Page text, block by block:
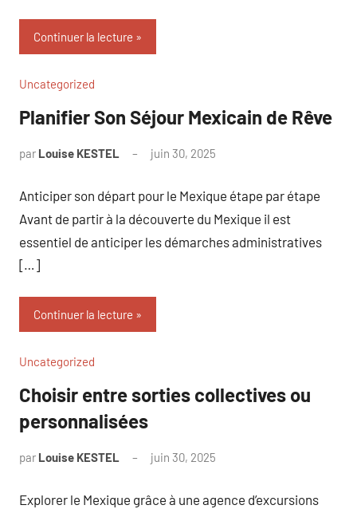
Continuer la lecture
Uncategorized
Planifier Son Séjour Mexicain de Rêve
par Louise KESTEL juin 30, 2025
Anticiper son départ pour le Mexique étape par étape
Avant de partir à la découverte du Mexique il est
essentiel de anticiper les démarches administratives
[…]
Continuer la lecture
Uncategorized
Choisir entre sorties collectives ou
personnalisées
par Louise KESTEL juin 30, 2025
Explorer le Mexique grâce à une agence d’excursions